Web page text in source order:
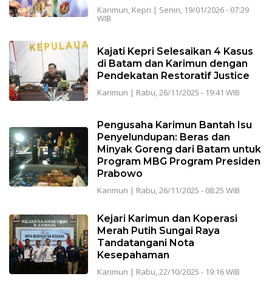
Karimun, Kepri | Senin, 19/01/2026 - 07:29
WIB
Kajati Kepri Selesaikan 4 Kasus
di Batam dan Karimun dengan
Pendekatan Restoratif Justice
Karimun | Rabu, 26/11/2025 - 19:41 WIB
Pengusaha Karimun Bantah Isu
Penyelundupan: Beras dan
Minyak Goreng dari Batam untuk
Program MBG Program Presiden
Prabowo
Karimun | Rabu, 26/11/2025 - 08:25 WIB
Kejari Karimun dan Koperasi
Merah Putih Sungai Raya
Tandatangani Nota
Kesepahaman
Karimun | Rabu, 22/10/2025 - 19:16 WIB